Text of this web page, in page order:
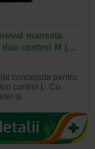
manseta
duo control M (…
conceputa pentru
control L. Cu
si…